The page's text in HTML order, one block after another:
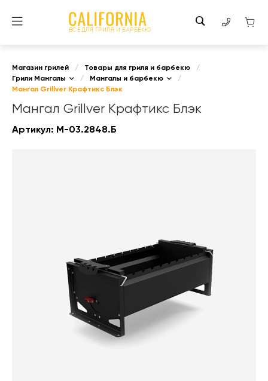
ВСЕ ДЛЯ ГРИЛЯ И БАРБЕКЮ
Магазин грилей / Товары для гриля и барбекю
/
Грили Мангалы
/ Мангалы и барбекю
/
Мангал Grillver Крафтикс Блэк
Мангал Grillver Крафтикс Блэк
Артикул: М-03.2848.Б